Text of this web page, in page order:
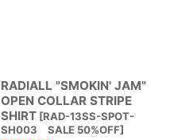
RADIALL "SMOKIN' JAM"
OPEN COLLAR STRIPE
SHIRT [RAD-13SS-SPOT-
SH003 SALE 50%OFF]